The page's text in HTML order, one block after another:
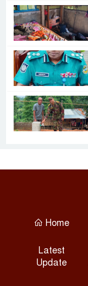
Home
Latest
Update